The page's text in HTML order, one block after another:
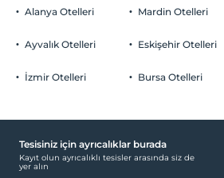
Otopark
Ücretsiz Özel Otopark
Yiyecek & İçecek
2 yaşına kadar olan bebekler ücretsizdir.
Alanya Otelleri
Ayvalık Otelleri
İzmir Otelleri
Mardin Otelleri
Eskişehir Otelleri
Bursa Otelleri
Tesisiniz için ayrıcalıklar burada
Kayıt olun ayrıcalıklı tesisler arasında siz de
yer alın